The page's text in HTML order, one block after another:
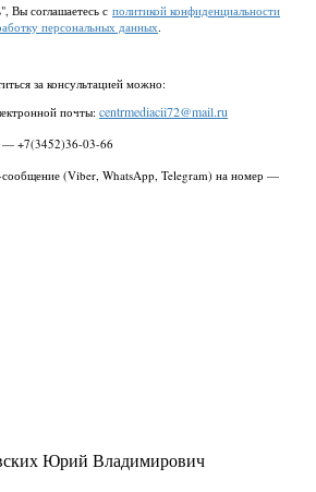
Вы соглашаетесь с политикой конфиденциальности
персональных данных.
за консультацией можно:
почты: centrmediacii72@mail.ru
— +7(3452)36-03-66
сообщение (Viber, WhatsApp, Telegram) на номер —